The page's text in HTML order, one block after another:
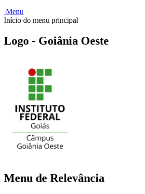
Menu
Início do menu principal
Logo - Goiânia Oeste
Menu de Relevância